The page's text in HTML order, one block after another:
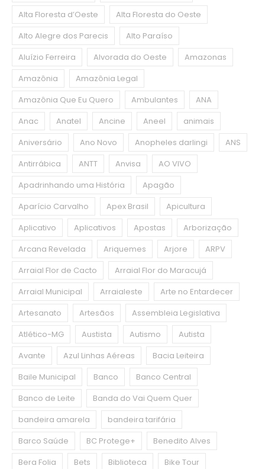
Alta Floresta d’Oeste
Alta Floresta do Oeste
Alto Alegre dos Parecis
Alto Paraíso
Aluízio Ferreira
Alvorada do Oeste
Amazonas
Amazônia
Amazônia Legal
Amazônia Que Eu Quero
Ambulantes
ANA
Anac
Anatel Ancine Aneel
animais
Aniversário
Ano Novo Anopheles darlingi
ANS
Antirrábica
ANTT Anvisa
AO VIVO
Apadrinhando uma História
Apagão
Aparício Carvalho
Apex Brasil
Apicultura
Aplicativo
Aplicativos Apostas
Arborização
Arcana Revelada
Ariquemes Arjore
ARPV
Arraial Flor de Cacto
Arraial Flor do Maracujá
Arraial Municipal
Arraialeste
Arte no Entardecer
Artesanato
Artesãos
Assembleia Legislativa
Atlético-MG
Austista Autismo
Autista
Avante
Azul Linhas Aéreas
Bacia Leiteira
Baile Municipal
Banco
Banco Central
Banco de Leite
Banda do Vai Quem Quer
bandeira amarela
bandeira tarifária
Barco Saúde
BC Protege+
Benedito Alves
Bera Folia
Bets Biblioteca
Bike Tour